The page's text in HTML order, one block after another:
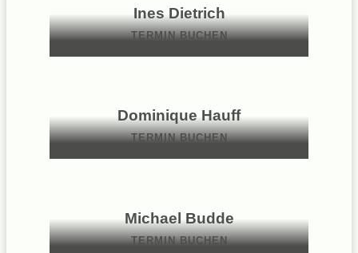
Ines Dietrich
TERMIN BUCHEN
Dominique Hauff
TERMIN BUCHEN
Michael Budde
TERMIN BUCHEN